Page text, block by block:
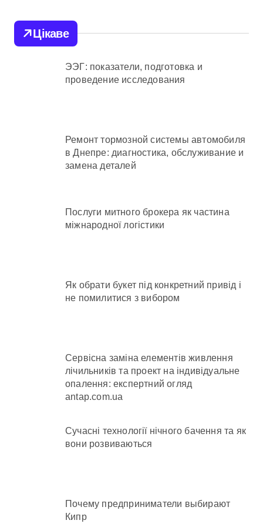
Цікаве
ЭЭГ: показатели, подготовка и
проведение исследования
Ремонт тормозной системы автомобиля
в Днепре: диагностика, обслуживание и
замена деталей
Послуги митного брокера як частина
міжнародної логістики
Як обрати букет під конкретний привід і
не помилитися з вибором
Сервісна заміна елементів живлення
лічильників та проект на індивідуальне
опалення: експертний огляд
antap.com.ua
Сучасні технології нічного бачення та як
вони розвиваються
Почему предприниматели выбирают
Кипр